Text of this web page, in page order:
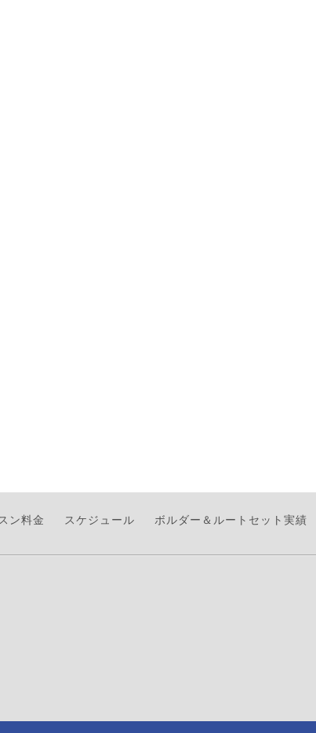
ン料金 スケジュール ボルダー＆ルートセット実績